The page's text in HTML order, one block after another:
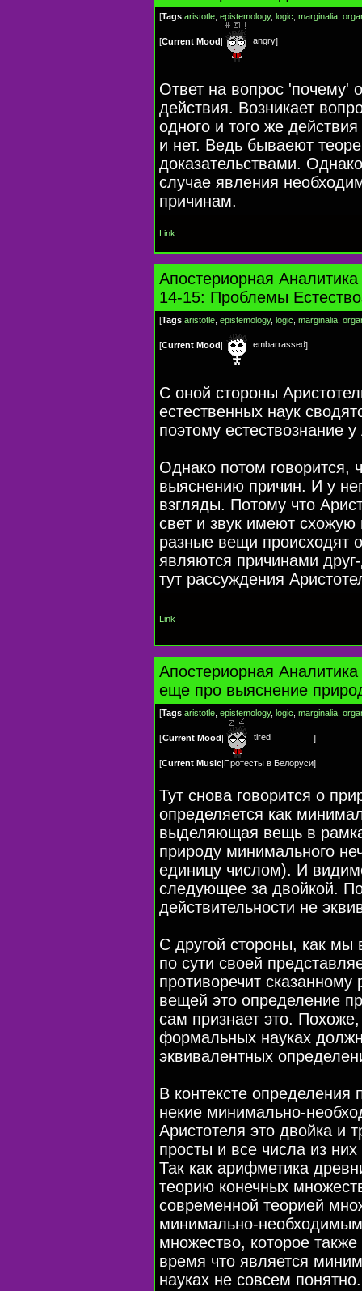
[Tags|aristotle epistemology, logic marginalia
[Current Mood| angry]
Ответ на вопрос 'почему'
действия. Возникает
одного и того же
и нет. Ведь бываеют
доказательствами.
случае явления
причинам.
Link
Апостериорная
14-15: Проблемы
[Tags|aristotle epistemology, logic marginalia
[Current Mood| embarrassed]
C оной стороны
естественных наук
поэтому естествознание
Однако потом говорится,
выяснению причин. И у
взгляды. Потому что
свет и звук имеют
разные вещи происходят
являются причинами
тут рассуждения
Link
Апостериорная
еще про выяснение
[Tags aristotle epistemology, logic marginalia
[Current Mood tired ]
[Current Music Протесты в Белоруси]
Тут снова говорится о
определяется как
выделяющая вещь в
природу минимального
единицу числом). И
следующее за двойкой.
действительности не
С другой стороны, как
по сути своей
противоречит
вещей это определение
сам признает это.
формальных науках
эквивалентных
В контексте
некие минимально-
Аристотеля это двойка и
просты и все числа из
Так как арифметика
теорию конечных
современной теорией
минимально-необходимым
множество, которое
время что является
науках не совсем понятно.